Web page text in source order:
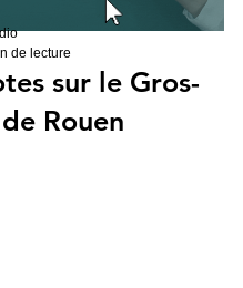
sur le Gros-
Rouen
de lecture